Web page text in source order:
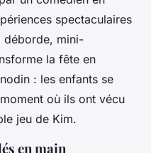
spectaculaires
déborde, mini-
la fête en
: les enfants se
où ils ont vécu
jeu de Kim.
en main